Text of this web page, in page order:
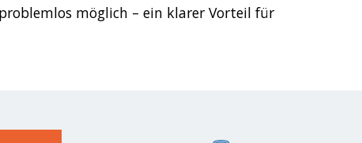
möglich – ein klarer Vorteil für